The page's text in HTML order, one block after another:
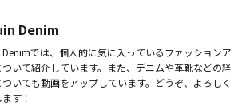
Denim
では、個人的に気に入っているファッションア
いて紹介しています。また、デニムや革靴などの経
いても動画をアップしています。どうぞ、よろしく
す！